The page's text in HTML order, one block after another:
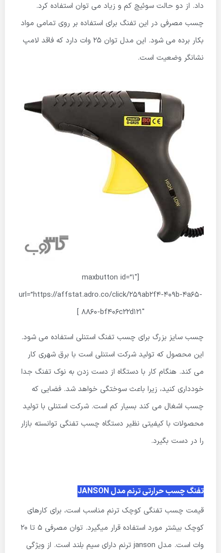
داد. از دو حالت سوئیچ کم و زیاد می توان استفاده کرد.
چسب مصرفی در این تفنگ برای استفاده بر روی تمامی مواد
بکار برده می شود. این مدل توان 25 وات دارد که فاقد لامپ
نشانگر وضعیت است.
[maxbutton id=”1″
url=”https://affstat.adro.co/click/259ab2f4-409b-4a65-
8860-bf406c22d121″ ]
چسب سایز بزرگ برای چسب تفنگ استنلی استفاده می شود.
این محصول که تولید شرکت استنلی است با برق شهری کار
می کند. هنگام کار با دستگاه از دست زدن به نوک تفنگ جدا
خودداری کنید، زیرا باعث سوختگی خواهد شد. فضایی که
چسب اشغال می کند بسیار کم است. شرکت استنلی با تولید
محصولات با کیفیتی نظیر دستگاه چسب تفنگی توانسته بازار
را در دست بگیرد.
تفنگ چسب حرارتی ترنم مدل JANSON
قیمت چسب تفنگی کوچک ترنم مناسب است، برای کارهای
کوچک بیشتر مورد استفاده قرار میگیرد. توان مصرفی 5 تا 20
وات است. مدل janson ترنم دارای سیم بلند است. از ویژگی